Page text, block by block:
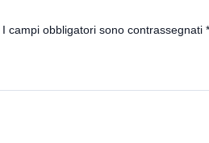
I campi obbligatori sono contrassegnati *